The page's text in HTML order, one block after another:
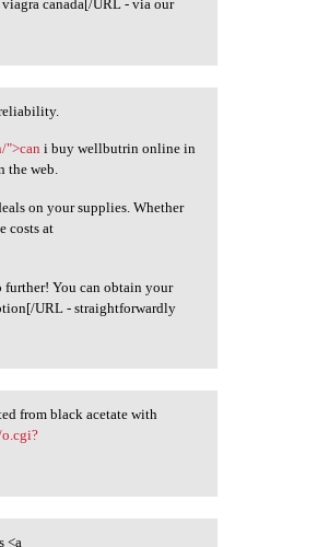
viagra canada[/URL - via our
">can i buy wellbutrin online in
the web.
on your supplies. Whether
costs at
You can obtain your
URL - straightforwardly
from black acetate with
<a